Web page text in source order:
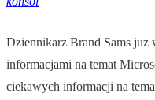
Dziennikarz Brand Sams już
informacjami na temat
ciekawych informacji na